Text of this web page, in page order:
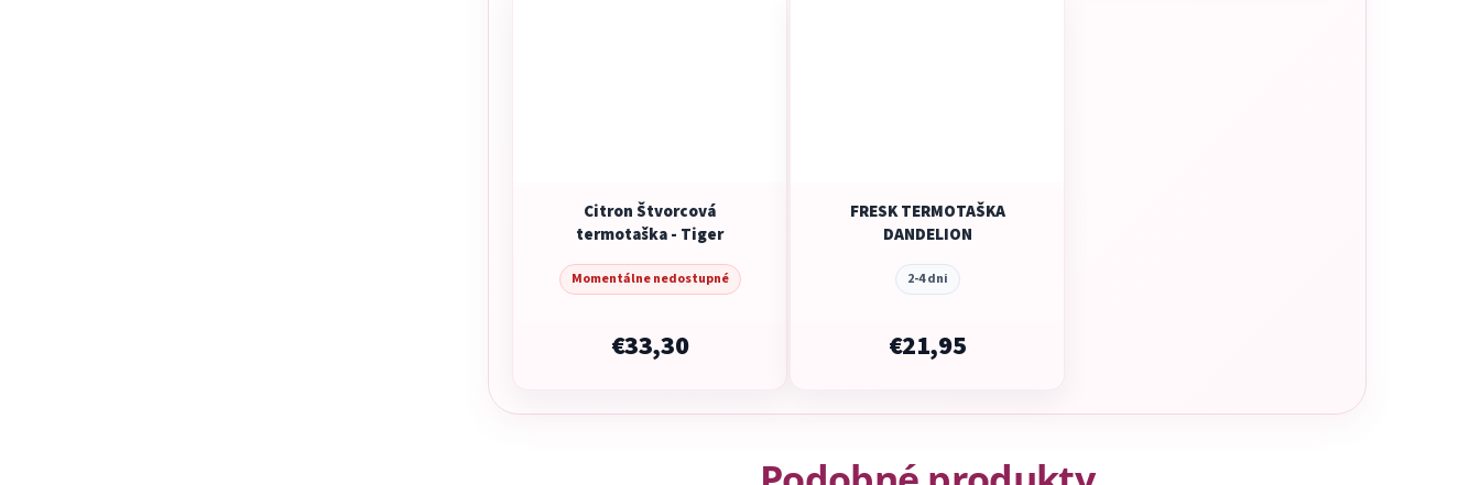
Citron Štvorcová
termotaška - Tiger
Momentálne nedostupné
€33,30
FRESK TERMOTAŠKA
DANDELION
2-4 dni
€21,95